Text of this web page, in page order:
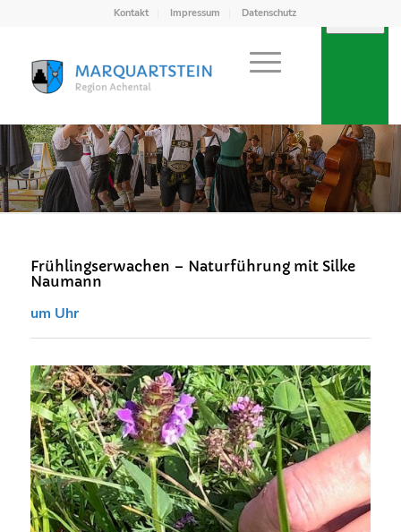
Kontakt Impressum Datenschutz
Frühlingserwachen – Naturführung mit Silke
Naumann
um Uhr